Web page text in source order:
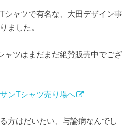
シャツで有名な、大田デザイン事
ました。
ャツはまだまだ絶賛販売中でござ
ンTシャツ売り場へ
方はだいたい、与論病なんでし